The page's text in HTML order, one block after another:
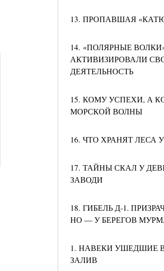
13. ПРОПАВШАЯ
14. «ПОЛЯРНЫЕ
АКТИВИЗИРОВАЛИ
ДЕЯТЕЛЬНОСТЬ
15. КОМУ УСПЕХИ, А
МОРСКОЙ ВОЛНЫ
16. ЧТО ХРАНЯТ ЛЕСА
17. ТАЙНЫ СКАЛ У
ЗАВОДИ
18. ГИБЕЛЬ Д-1.
НО — У БЕРЕГОВ
1. НАВЕКИ УШЕДШИЕ
ЗАЛИВ